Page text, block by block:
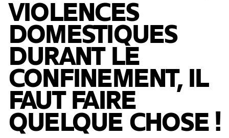
VIOLENCES
DOMESTIQUES
DURANT LE
CONFINEMENT, IL
FAUT FAIRE
QUELQUE CHOSE !